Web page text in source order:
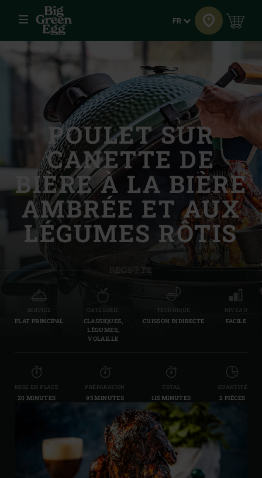
Menu Langue
FR
POULET SUR
CANETTE DE
BIÈRE À LA BIÈRE
AMBRÉE ET AUX
LÉGUMES RÔTIS
RECETTE
SERVICE
PLAT PRINCIPAL
CATÉGORIE
CLASSIQUES,
LÉGUMES,
VOLAILLE
TECHNIQUE
CUISSON INDIRECTE
NIVEAU
FACILE
MISE EN PLACE
20 MINUTES
PRÉPARATION
95 MINUTES
TOTAL
115 MINUTES
QUANTITÉ
2 PIÈCES